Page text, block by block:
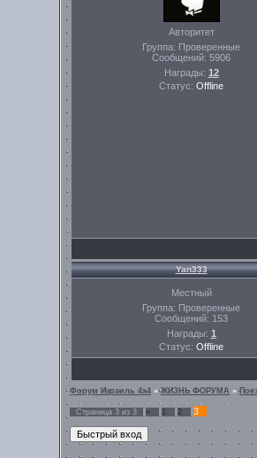
Авторитет
Группа: Проверенные
Сообщений: 5906
Награды: 12
Статус: Offline
Yan333
Местный
Группа: Проверенные
Сообщений: 153
Награды: 1
Статус: Offline
Форум Израиль 4х4 » ЖИЗНЬ ФОРУМА »
Страница 3 из 3 « 1 2
3